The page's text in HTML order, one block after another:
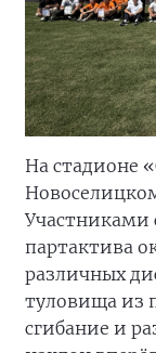
На стадионе
Участниками
партактива
различных
туловища из
сгибание и